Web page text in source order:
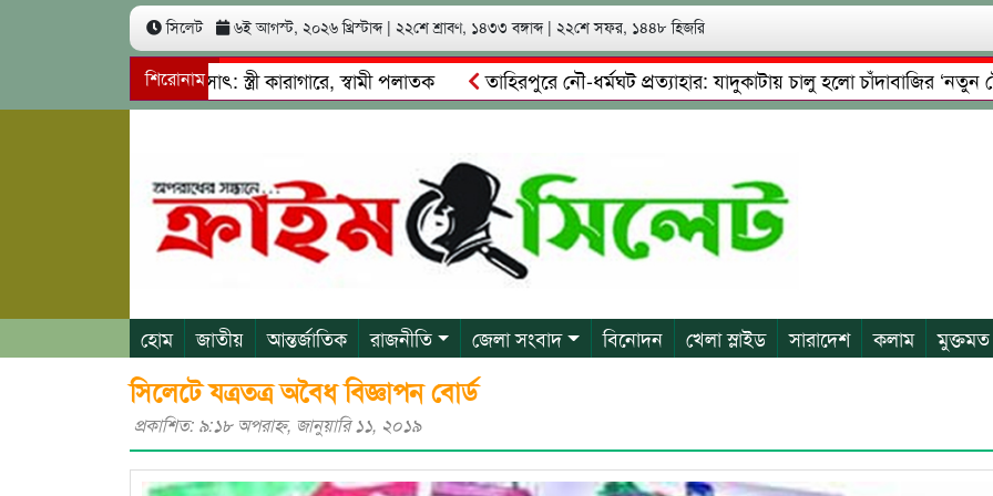
সিলেট ৬ই আগস্ট, ২০২৬ খ্রিস্টাব্দ | ২২শে শ্রাবণ, ১৪৩৩ বঙ্গাব্দ | ২২শে সফর, ১৪৪৮ হিজরি
শিরোনাম
কোটি টাকা আত্মসাৎ: স্ত্রী কারাগারে, স্বামী পলাতক তাহিরপুরে নৌ-ধর্মঘট প্রত্যাহার: যাদুকাটায় চালু হলো চাঁদাবাজির ‘নতুন টোল’!
ও শ্রমিকদের মারধর
নগরীতে কোটি টাকার সম্পত্তি দখলের চেষ্টা: গ্রেফতারের পর জামিনে মূক্ত রাসেল, আতঙ্কে পরিবার
হোম জাতীয় আন্তর্জাতিক রাজনীতি জেলা সংবাদ বিনোদন খেলা স্লাইড সারাদেশ কলাম মুক্তমত
সিলেটে যত্রতত্র অবৈধ বিজ্ঞাপন বোর্ড
প্রকাশিত: ৯:১৮ অপরাহ্ণ, জানুয়ারি ১১, ২০১৯